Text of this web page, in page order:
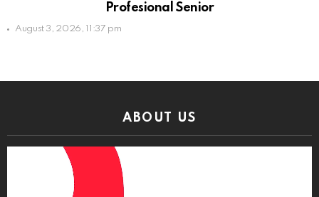
Profesional Senior
August 3, 2026, 11:37 pm
ABOUT US